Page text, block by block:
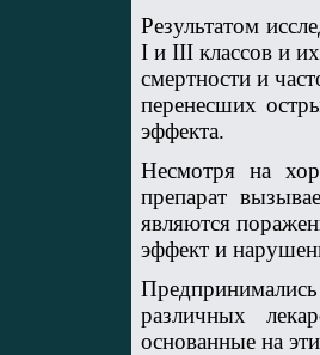
Результатом
I и III классов и
смертности и
перенесших
эффекта.
Несмотря на
препарат
являются
эффект и
Предпринимались
различных
основанные на